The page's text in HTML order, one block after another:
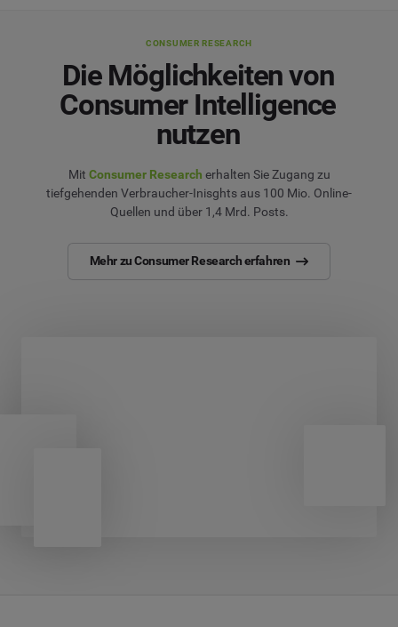
CONSUMER RESEARCH
Die Möglichkeiten von
Consumer Intelligence
nutzen
Mit Consumer Research erhalten Sie Zugang zu
tiefgehenden Verbraucher-Inisghts aus 100 Mio. Online-
Quellen und über 1,4 Mrd. Posts.
Mehr zu Consumer Research erfahren